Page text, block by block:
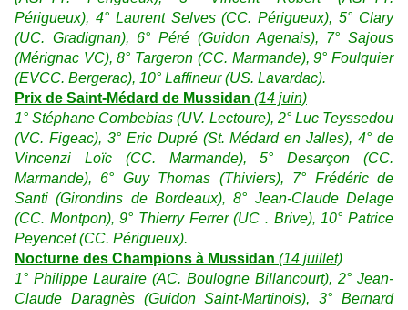
Périgueux), 4° Laurent Selves (CC. Périgueux), 5° Clary
(UC. Gradignan), 6° Péré (Guidon Agenais), 7° Sajous
(Mérignac VC), 8° Targeron (CC. Marmande), 9° Foulquier
(EVCC. Bergerac), 10° Laffineur (US. Lavardac).
Prix de Saint-Médard de Mussidan (14 juin)
1° Stéphane Combebias (UV. Lectoure), 2° Luc Teyssedou
(VC. Figeac), 3° Eric Dupré (St. Médard en Jalles), 4° de
Vincenzi Loïc (CC. Marmande), 5° Desarçon (CC.
Marmande), 6° Guy Thomas (Thiviers), 7° Frédéric de
Santi (Girondins de Bordeaux), 8° Jean-Claude Delage
(CC. Montpon), 9° Thierry Ferrer (UC . Brive), 10° Patrice
Peyencet (CC. Périgueux).
Nocturne des Champions à Mussidan (14 juillet)
1° Philippe Lauraire (AC. Boulogne Billancourt), 2° Jean-
Claude Daragnès (Guidon Saint-Martinois), 3° Bernard